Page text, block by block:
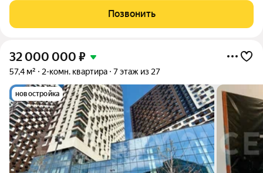
квартира на 6 этаже общей площадью 100.00 м. Квартира
предлагается без отделки. «Монблан»
Позвонить
32 000 000 ₽
57,4 м² 2-комн. квартира 7 этаж из 27
новостройка